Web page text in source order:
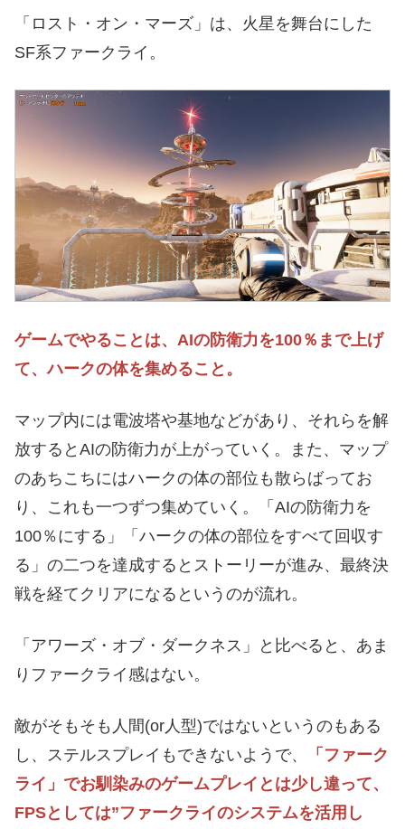
「ロスト・オン・マーズ」は、火星を舞台にした
SF系ファークライ。
ゲームでやることは、AIの防衛力を100％まで上げ
て、ハークの体を集めること。
マップ内には電波塔や基地などがあり、それらを解
放するとAIの防衛力が上がっていく。また、マップ
のあちこちにはハークの体の部位も散らばってお
り、これも一つずつ集めていく。「AIの防衛力を
100％にする」「ハークの体の部位をすべて回収す
る」の二つを達成するとストーリーが進み、最終決
戦を経てクリアになるというのが流れ。
「アワーズ・オブ・ダークネス」と比べると、あま
りファークライ感はない。
敵がそもそも人間(or人型)ではないというのもある
し、ステルスプレイもできないようで、
「ファーク
ライ」でお馴染みのゲームプレイとは少し違って、
FPSとしては”ファークライのシステムを活用し